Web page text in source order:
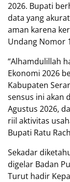
2026. Bupati
data yang
aman karena
Undang Nomor
“Alhamdulillah
Ekonomi 2026
Kabupaten
sensus ini akan
Agustus 2026,
riil aktivitas
Bupati Ratu
Sekadar
digelar Badan
Turut hadir